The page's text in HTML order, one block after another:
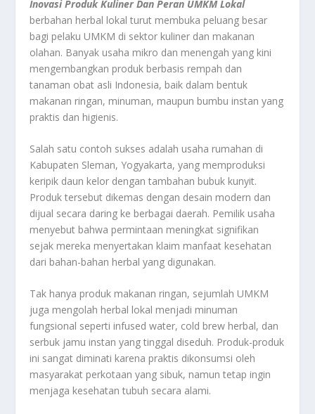
Inovasi Produk Kuliner Dan Peran UMKM Lokal
berbahan herbal lokal turut membuka peluang besar
bagi pelaku UMKM di sektor kuliner dan makanan
olahan. Banyak usaha mikro dan menengah yang kini
mengembangkan produk berbasis rempah dan
tanaman obat asli Indonesia, baik dalam bentuk
makanan ringan, minuman, maupun bumbu instan yang
praktis dan higienis.
Salah satu contoh sukses adalah usaha rumahan di
Kabupaten Sleman, Yogyakarta, yang memproduksi
keripik daun kelor dengan tambahan bubuk kunyit.
Produk tersebut dikemas dengan desain modern dan
dijual secara daring ke berbagai daerah. Pemilik usaha
menyebut bahwa permintaan meningkat signifikan
sejak mereka menyertakan klaim manfaat kesehatan
dari bahan-bahan herbal yang digunakan.
Tak hanya produk makanan ringan, sejumlah UMKM
juga mengolah herbal lokal menjadi minuman
fungsional seperti infused water, cold brew herbal, dan
serbuk jamu instan yang tinggal diseduh. Produk-produk
ini sangat diminati karena praktis dikonsumsi oleh
masyarakat perkotaan yang sibuk, namun tetap ingin
menjaga kesehatan tubuh secara alami.